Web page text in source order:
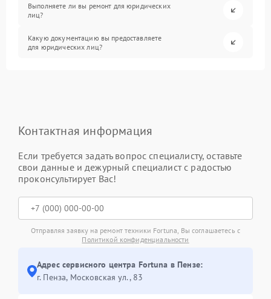
Выполняете ли вы ремонт для юридических
лиц?
Какую документацию вы предоставляете
для юридических лиц?
Контактная информация
Если требуется задать вопрос специалисту, оставьте
свои данные и дежурный специалист с радостью
проконсультирует Вас!
Отправляя заявку на ремонт техники Fortuna, Вы соглашаетесь с
Политикой конфиденциальности
Адрес сервисного центра Fortuna в Пензе:
г. Пенза, Московская ул., 83